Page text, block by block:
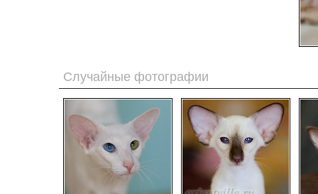
Случайные фотографии